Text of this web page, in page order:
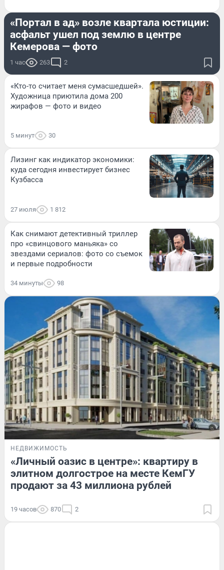
«Портал в ад» возле квартала юстиции:
асфальт ушел под землю в центре
Кемерова — фото
1 час 263 2
«Кто-то считает меня сумасшедшей».
Художница приютила дома 200
жирафов — фото и видео
5 минут 30
Лизинг как индикатор экономики:
куда сегодня инвестирует бизнес
Кузбасса
27 июля 1 812
Как снимают детективный триллер
про «свинцового маньяка» со
звездами сериалов: фото со съемок
и первые подробности
34 минуты 98
НЕДВИЖИМОСТЬ
«Личный оазис в центре»: квартиру в
элитном долгострое на месте КемГУ
продают за 43 миллиона рублей
19 часов 870 2